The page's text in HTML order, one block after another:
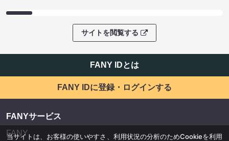
サイトを閲覧する
FANY IDとは
FANY IDに登録・ログインする
FANYサービス
FANY
当サイトは、お客様の使いやすさ、利用状況の分析のためCookieを利用